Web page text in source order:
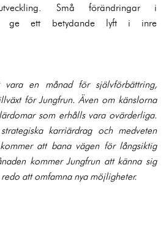
Små förändringar i
ge ett betydande lyft i inre
en månad för självförbättring,
för Jungfrun. Även om känslorna
som erhålls vara ovärderliga.
karriärdrag och medveten
att bana vägen för långsiktig
kommer Jungfrun att känna sig
att omfamna nya möjligheter.